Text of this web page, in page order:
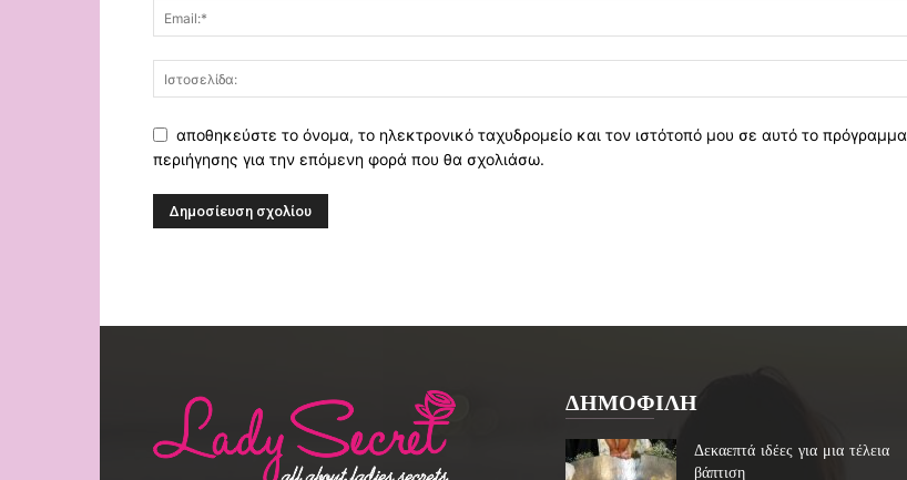
αποθηκεύστε το όνομα, το ηλεκτρονικό ταχυδρομείο και τον ιστότοπό μου σε αυτό το πρόγραμμα
περιήγησης για την επόμενη φορά που θα σχολιάσω.
ΔΗΜΟΦΙΛΗ
Δεκαεπτά ιδέες για μια τέλεια
βάπτιση